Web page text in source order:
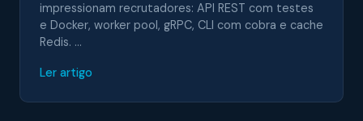
impressionam recrutadores: API REST com testes
e Docker, worker pool, gRPC, CLI com cobra e cache
Redis. …
Ler artigo